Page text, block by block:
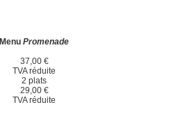
Menu Promenade
37,00 €
TVA réduite
2 plats
29,00 €
TVA réduite